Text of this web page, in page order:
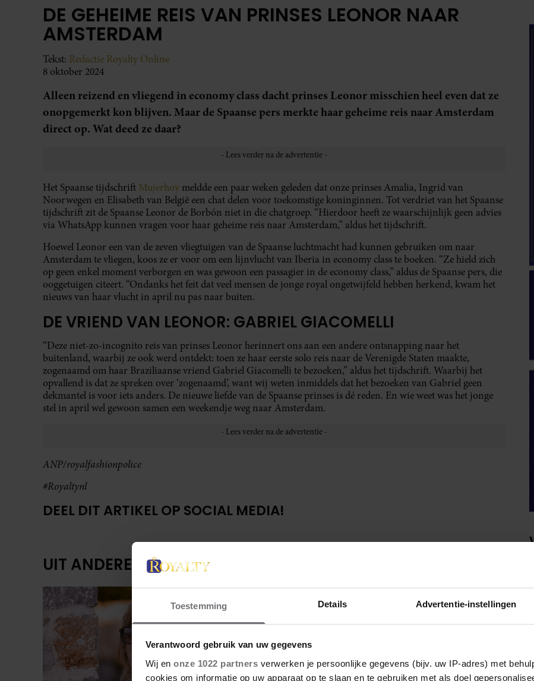
Toestemming Details Advertentie-instellingen
Verantwoord gebruik van uw gegevens
Wij en onze 1022 partners verwerken je persoonlijke gegevens (bijv. uw IP-adres) met
cookies om informatie op uw apparaat op te slaan en te gebruiken met als doel
DE GEHEIME REIS VAN PRINSES LEONOR NAAR
AMSTERDAM
Tekst: Redactie Royalty Online
8 oktober 2024
Alleen reizend en vliegend in economy class dacht prinses Leonor misschien heel even dat ze
onopgemerkt kon blijven. Maar de Spaanse pers merkte haar geheime reis naar Amsterdam
direct op. Wat deed ze daar?
Het Spaanse tijdschrift Mujerhoy meldde een paar weken geleden dat onze prinses Amalia, Ingrid van
Noorwegen en Elisabeth van België een chat delen voor toekomstige koninginnen. Tot verdriet van het Spaanse
tijdschrift zit de Spaanse Leonor de Borbón niet in die chatgroep. “Hierdoor heeft ze waarschijnlijk geen advies
via WhatsApp kunnen vragen voor haar geheime reis naar Amsterdam,” aldus het tijdschrift.
Hoewel Leonor een van de zeven vliegtuigen van de Spaanse luchtmacht had kunnen gebruiken om naar
Amsterdam te vliegen, koos ze er voor om een lijnvlucht van Iberia in economy class te boeken. “Ze hield zich
op geen enkel moment verborgen en was gewoon een passagier in de economy class,” aldus de Spaanse pers, die
ooggetuigen citeert. “Ondanks het feit dat veel mensen de jonge royal ongetwijfeld hebben herkend, kwam het
nieuws van haar vlucht in april nu pas naar buiten.
DE VRIEND VAN LEONOR: GABRIEL GIACOMELLI
“Deze niet-zo-incognito reis van prinses Leonor herinnert ons aan een andere ontsnapping naar het
buitenland, waarbij ze ook werd ontdekt: toen ze haar eerste solo reis naar de Verenigde Staten maakte,
zogenaamd om haar Braziliaanse vriend Gabriel Giacomelli te bezoeken,” aldus het tijdschrift. Waarbij het
opvallend is dat ze spreken over ‘zogenaamd’, want wij weten inmiddels dat het bezoeken van Gabriel geen
dekmantel is voor iets anders. De nieuwe liefde van de Spaanse prinses is dé reden. En wie weet was het jonge
stel in april wel gewoon samen een weekendje weg naar Amsterdam.
ANP/royalfashionpolice
#Royaltynl
DEEL DIT ARTIKEL OP SOCIAL MEDIA!
UIT ANDERE MEDIA